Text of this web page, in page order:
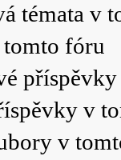
témata v
fóru
v
v